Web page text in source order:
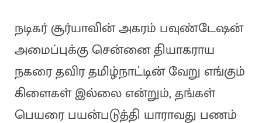
நடிகர் சூர்யாவின் அகரம் பவுண்டேஷன்
அமைப்புக்கு சென்னை தியாகராய
நகரை தவிர தமிழ்நாட்டின் வேறு எங்கும்
கிளைகள் இல்லை என்றும், தங்கள்
பெயரை பயன்படுத்தி யாராவது பணம்